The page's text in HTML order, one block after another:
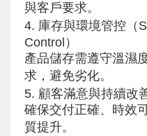
與客戶要求。
4. 庫存與環境管控（
Control）
產品儲存需遵守溫濕
求，避免劣化。
5. 顧客滿意與持續改
確保交付正確、時效
質提升。